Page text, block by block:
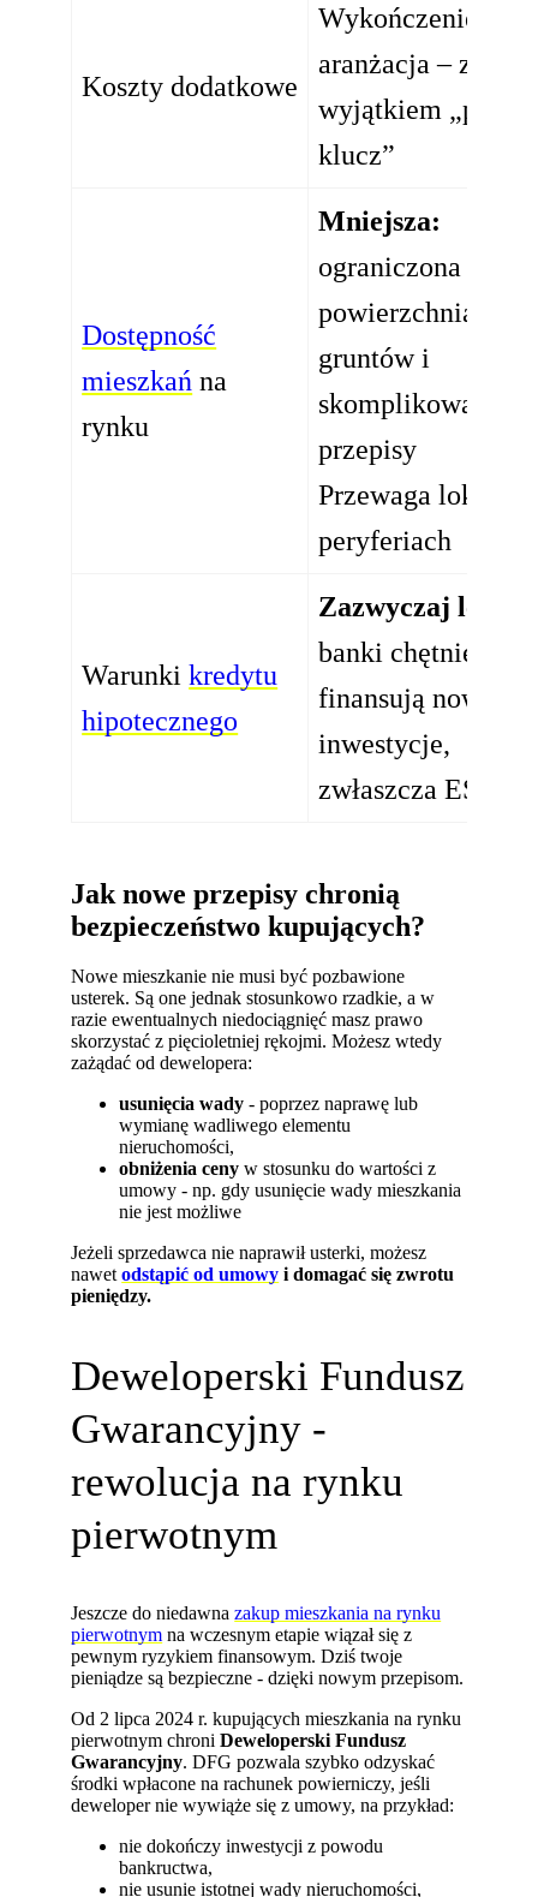
Koszty dodatkowe
Wykończenie i
aranżacja – z
wyjątkiem „pod
klucz”
Dostępność
mieszkań na
rynku
Mniejsza:
ograniczona
powierzchnia
gruntów i
skomplikowane
przepisy
Przewaga lokali
peryferiach
Warunkikredytu
hipotecznego
Zazwyczaj
banki chętniej
finansują nowe
inwestycje,
zwłaszcza ESG
Jak nowe przepisy chronią
bezpieczeństwo kupujących?
Nowe mieszkanie nie musi być pozbawione
usterek. Są one jednak stosunkowo rzadkie, a w
razie ewentualnych niedociągnięć masz prawo
skorzystać z pięcioletniej rękojmi. Możesz wtedy
zażądać od dewelopera:
usunięcia wady - poprzez naprawę lub
wymianę wadliwego elementu
nieruchomości,
obniżenia ceny w stosunku do wartości z
umowy - np. gdy usunięcie wady mieszkania
nie jest możliwe
Jeżeli sprzedawca nie naprawił usterki, możesz
nawetodstąpić od umowy i domagać się zwrotu
pieniędzy.
Deweloperski Fundusz
Gwarancyjny -
rewolucja na rynku
pierwotnym
Jeszcze do niedawnazakup mieszkania na rynku
pierwotnym na wczesnym etapie wiązał się z
pewnym ryzykiem finansowym. Dziś twoje
pieniądze są bezpieczne - dzięki nowym przepisom.
Od 2 lipca 2024 r. kupujących mieszkania na rynku
pierwotnym chroniDeweloperski Fundusz
Gwarancyjny. DFG pozwala szybko odzyskać
środki wpłacone na rachunek powierniczy, jeśli
deweloper nie wywiąże się z umowy, na przykład:
nie dokończy inwestycji z powodu
bankructwa,
nie usunie istotnej wady nieruchomości,